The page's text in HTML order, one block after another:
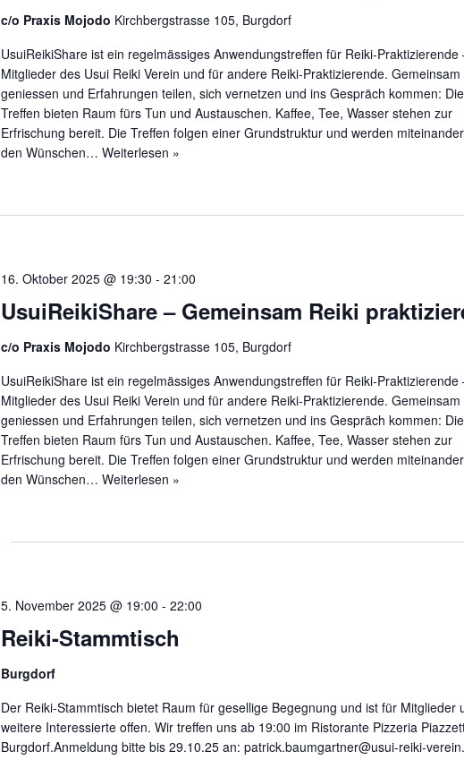
c/o Praxis Mojodo Kirchbergstrasse 105, Burgdorf
UsuiReikiShare ist ein regelmässiges Anwendungstreffen für Reiki-Praktizierende
Mitglieder des Usui Reiki Verein und für andere Reiki-Praktizierende. Gemeinsam
geniessen und Erfahrungen teilen, sich vernetzen und ins Gespräch kommen: Die
Treffen bieten Raum fürs Tun und Austauschen. Kaffee, Tee, Wasser stehen zur
Erfrischung bereit. Die Treffen folgen einer Grundstruktur und werden
den Wünschen… Weiterlesen »
UsuiReikiShare – Gemeinsam Reiki
16. Oktober 2025 @ 19:30 - 21:00
c/o Praxis Mojodo Kirchbergstrasse 105, Burgdorf
UsuiReikiShare ist ein regelmässiges Anwendungstreffen für Reiki-Praktizierende
Mitglieder des Usui Reiki Verein und für andere Reiki-Praktizierende. Gemeinsam
geniessen und Erfahrungen teilen, sich vernetzen und ins Gespräch kommen: Die
Treffen bieten Raum fürs Tun und Austauschen. Kaffee, Tee, Wasser stehen zur
Erfrischung bereit. Die Treffen folgen einer Grundstruktur und werden
den Wünschen… Weiterlesen »
Reiki-Stammtisch
5. November 2025 @ 19:00 - 22:00
Burgdorf
Der Reiki-Stammtisch bietet Raum für gesellige Begegnung und ist für Mitglieder
weitere Interessierte offen. Wir treffen uns ab 19:00 im Ristorante Pizzeria
Burgdorf.Anmeldung bitte bis 29.10.25 an: patrick.baumgartner@usui-reiki-